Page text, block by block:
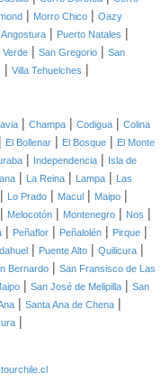
| Morro Chico | Oazy
Angostura | Puerto Natales |
Verde | San Gregorio | San
| Villa Tehuelches |
| Champa | Codigua | Colina
| El Bollenar | El Bosque | El Monte
| Independencia |
Isla de
| La Reina | Lampa |
Las
| Lo Prado | Macul | Maipo |
| Melocotón | Montenegro | Nos |
| Peñaflor | Peñalolén | Pirque |
| Puente Alto | Quilicura |
Bernardo | San Fransisco de Las
| San José de Melipilla | San
| Santa Ana de Chena |
|